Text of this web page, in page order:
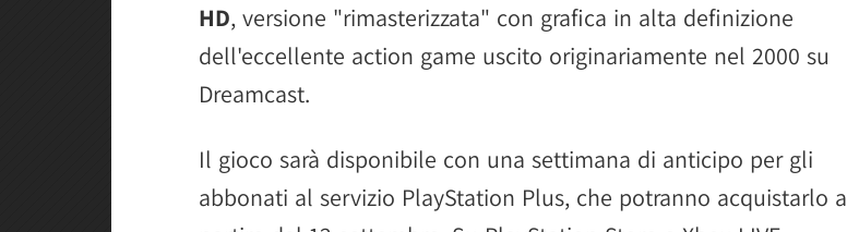
HD, versione "rimasterizzata" con grafica in alta definizione
dell'eccellente action game uscito originariamente nel 2000 su
Dreamcast.
Il gioco sarà disponibile con una settimana di anticipo per gli
abbonati al servizio PlayStation Plus, che potranno acquistarlo a